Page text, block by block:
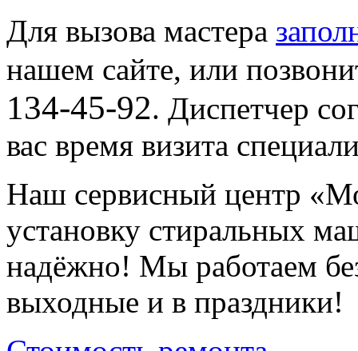
Для вызова мастера
нашем сайте, или
134-45-92. Диспетчер
вас время визита
Наш сервисный центр
установку стиральных
надёжно! Мы работаем
выходные и в праздники!